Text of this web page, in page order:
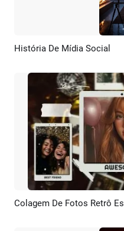
Pré-
História De Mídia Social
Pré-